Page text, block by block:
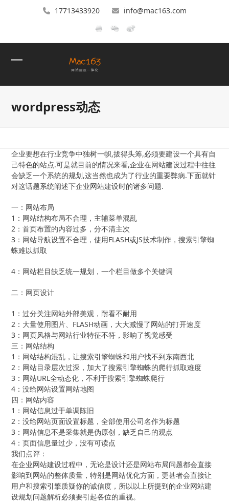
17713433920 info@mac163.com
mobile
menu
mobile
menu
wordpress动态
企业要想在行业竞争中独树一帜,拔得头筹,必须要建设一个具有自
己特色的站点.可是就目前的情况来看,企业在网站建设过程中往往
会缺乏一个系统的规划,这当然也成为了行业的重要弊病.下面就针
对这话题系统阐述下企业网站建设时的诸多问题.
一：网站布局
1：网站结构布局不合理，主辅菜单混乱
2：首页布置的内容过多，分不清主次
3：网站导航设置不合理，使用FLASH或JS技术制作，搜索引擎蜘
蛛难以抓取
4：网站栏目缺乏统一规划，一个栏目做多个关键词
二：网页设计
1：过分关注网站外部美观，耐看不耐用
2：大量使用图片、FLASH动画，大大减慢了网站的打开速度
3：网页风格与网站行业特征不符，影响了视觉感受
三：网站结构
1：网站结构混乱，让搜索引擎蜘蛛和用户找不到东南西北
2：网站目录层次过深，加大了搜索引擎蜘蛛的爬行抓取难度
3：网站URL全动态化，不利于搜索引擎蜘蛛爬行
4：没给网站设置网站地图
四：网站内容
1：网站信息过于单调陈旧
2：没给网站页面设置标题，全部使用公司名作为标题
3：网站信息不是采集就是伪原创，缺乏自己的观点
4：页面信息量过少，没有可读点
我们点评：
在企业网站建设过程中，无论是设计还是网站布局问题都会直接
影响到网站的整体质量，特别是网站优化方面，更甚者会直接让
用户和搜索引擎质疑你的诚信度，所以以上所提到的企业网站建
设规划问题解析必须要引起各位的重视。